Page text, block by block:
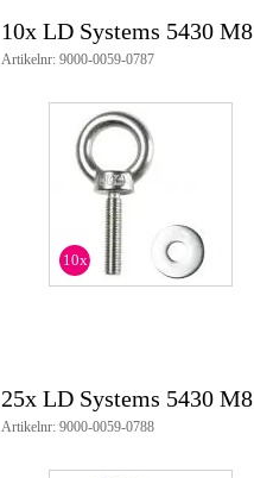
10x LD Systems 5430 M8
Artikelnr: 9000-0059-0787
10x
25x LD Systems 5430 M8
Artikelnr: 9000-0059-0788